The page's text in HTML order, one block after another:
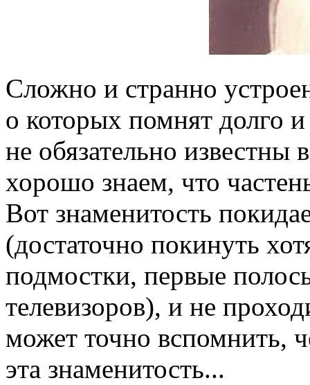
Сложно и странно
о которых помнят долго
не обязательно
хорошо знаем, что
Вот знаменитость
(достаточно покинуть
подмостки, первые
телевизоров), и не
может точно вспомнить,
эта знаменитость...